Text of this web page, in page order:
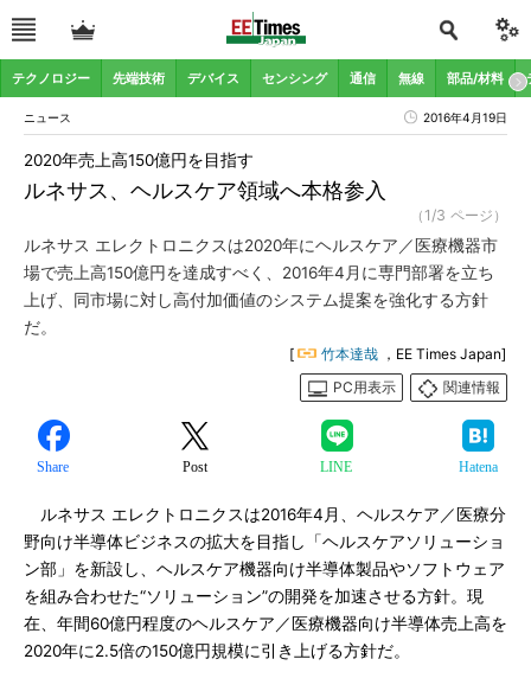
テクノロジー 先端技術 デバイス センシング 通信 無線 部品/材料
ニュース 2016年4月19日
ルネサス、ヘルスケア領域へ本格参入
2020年売上高150億円を目指す
（1/3 ページ）
ルネサス エレクトロニクスは2020年にヘルスケア／医療機器市
場で売上高150億円を達成すべく、2016年4月に専門部署を立ち
上げ、同市場に対し高付加価値のシステム提案を強化する方針
だ。
[ 竹本達哉 ，EE Times Japan]
PC用表示
関連情報
Share Post LINE Hatena
ルネサス エレクトロニクスは2016年4月、ヘルスケア／医療分
野向け半導体ビジネスの拡大を目指し「ヘルスケアソリューショ
ン部」を新設し、ヘルスケア機器向け半導体製品やソフトウェア
を組み合わせた“ソリューション”の開発を加速させる方針。現
在、年間60億円程度のヘルスケア／医療機器向け半導体売上高を
2020年に2.5倍の150億円規模に引き上げる方針だ。